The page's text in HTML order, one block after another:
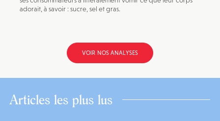
adorait, à savoir : sucre, sel et gras.
VOIR NOS ANALYSES
Articles les plus lus